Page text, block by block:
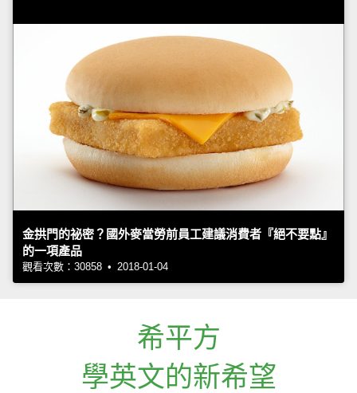
金拱門的祕密？國外麥當勞前員工建議消費者『絕不要點』
的一項產品
觀看次數：30858 • 2018-01-04
希平方
學英文的新希望